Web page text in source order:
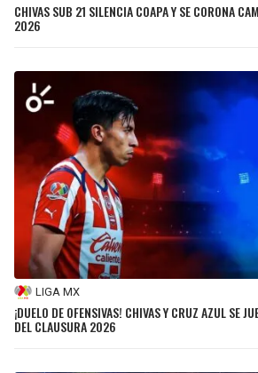
CHIVAS SUB 21 SILENCIA COAPA Y SE CORONA
2026
LIGA MX
¡DUELO DE OFENSIVAS! CHIVAS Y CRUZ AZUL SE
DEL CLAUSURA 2026